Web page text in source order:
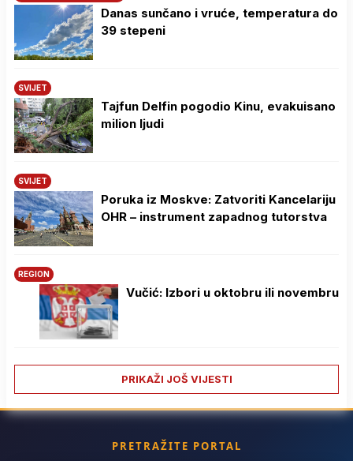
Danas sunčano i vruće, temperatura do
39 stepeni
SVIJET
Tajfun Delfin pogodio Kinu, evakuisano
milion ljudi
SVIJET
Poruka iz Moskve: Zatvoriti Kancelariju
OHR – instrument zapadnog tutorstva
REGION
Vučić: Izbori u oktobru ili novembru
PRIKAŽI JOŠ VIJESTI
PRETRAŽITE PORTAL